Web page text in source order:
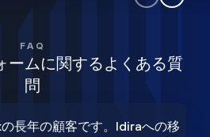
FAQ
ームに関するよくある質
問
長年の顧客です。Idiraへの移